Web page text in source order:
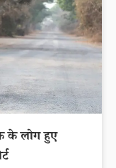
के लोग हुए